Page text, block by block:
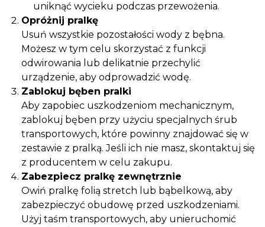
uniknąć wycieku podczas przewożenia.
Opróżnij pralkę
Usuń wszystkie pozostałości wody z bębna.
Możesz w tym celu skorzystać z funkcji
odwirowania lub delikatnie przechylić
urządzenie, aby odprowadzić wodę.
Zablokuj bęben pralki
Aby zapobiec uszkodzeniom mechanicznym,
zablokuj bęben przy użyciu specjalnych śrub
transportowych, które powinny znajdować się w
zestawie z pralką. Jeśli ich nie masz, skontaktuj się
z producentem w celu zakupu.
Zabezpiecz pralkę zewnętrznie
Owiń pralkę folią stretch lub bąbelkową, aby
zabezpieczyć obudowę przed uszkodzeniami.
Użyj taśm transportowych, aby unieruchomić